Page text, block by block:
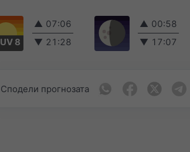
UV 8
▲ 07:06
▼ 21:28
▲ 00:58
▼ 17:07
Сподели прогнозата